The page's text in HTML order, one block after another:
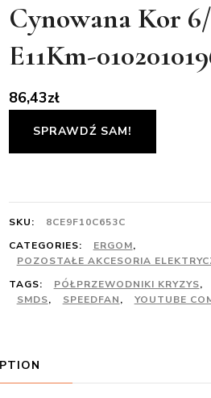
Cynowana Kor
E11Km-
86,43zł
SPRAWDŹ SAM!
SKU:
8CE9F10C653C
CATEGORIES:
ERGOM,
POZOSTAŁE AKCESORIA
TAGS:
PÓŁPRZEWODNIKI KRYZYS,
SMDS, SPEEDFAN, YOUTUBE